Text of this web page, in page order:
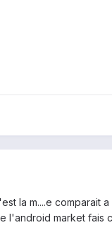
la m....e
l'android market fais